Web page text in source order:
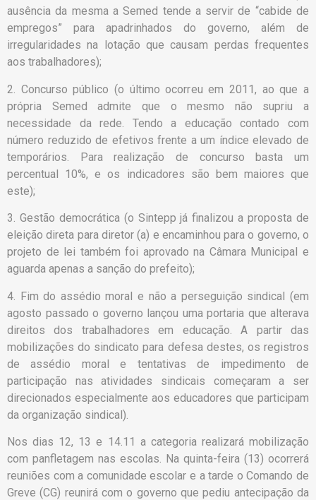
ausência da mesma a Semed tende a servir de “cabide de
empregos” para apadrinhados do governo, além de
irregularidades na lotação que causam perdas frequentes
aos trabalhadores);
2. Concurso público (o último ocorreu em 2011, ao que a
própria Semed admite que o mesmo não supriu a
necessidade da rede. Tendo a educação contado com
número reduzido de efetivos frente a um índice elevado de
temporários. Para realização de concurso basta um
percentual 10%, e os indicadores são bem maiores que
este);
3. Gestão democrática (o Sintepp já finalizou a proposta de
eleição direta para diretor (a) e encaminhou para o governo, o
projeto de lei também foi aprovado na Câmara Municipal e
aguarda apenas a sanção do prefeito);
4. Fim do assédio moral e não a perseguição sindical (em
agosto passado o governo lançou uma portaria que alterava
direitos dos trabalhadores em educação. A partir das
mobilizações do sindicato para defesa destes, os registros
de assédio moral e tentativas de impedimento de
participação nas atividades sindicais começaram a ser
direcionados especialmente aos educadores que participam
da organização sindical).
Nos dias 12, 13 e 14.11 a categoria realizará mobilização
com panfletagem nas escolas. Na quinta-feira (13) ocorrerá
reuniões com a comunidade escolar e a tarde o Comando de
Greve (CG) reunirá com o governo que pediu antecipação da